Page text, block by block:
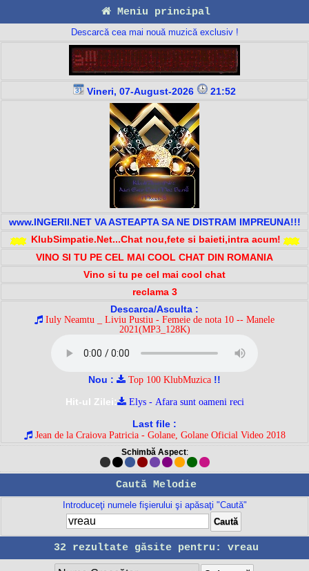
Meniu principal
Descarcă cea mai nouă muzică exclusiv !
Vineri, 07-August-2026 21:52
www.INGERII.NET VA ASTEAPTA SA NE DISTRAM IMPREUNA!!!
KlubSimpatie.Net...Chat nou,fete si baieti,intra acum!
VINO SI TU PE CEL MAI COOL CHAT DIN ROMANIA
Vino si tu pe cel mai cool chat
reclama 3
Descarca/Asculta :
Iuly Neamtu _ Liviu Pustiu - Femeie de nota 10 -- Manele
2021(MP3_128K)
Nou : Top 100 KlubMuzica !!
Hit-ul Zilei:
Elys - Afara sunt oameni reci
Last file :
Jean de la Craiova Patricia - Golane, Golane Oficial Video 2018
Schimbă Aspect:
Caută Melodie
Introduceţi numele fişierului şi apăsaţi "Caută"
32 rezultate găsite pentru: vreau